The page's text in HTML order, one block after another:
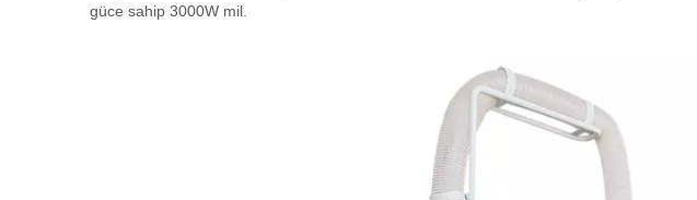
güce sahip 3000W mil.